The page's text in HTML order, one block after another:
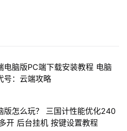
电脑版PC端下载安装教程 电脑
号：云端攻略
版怎么玩？ 三国计性能优化240
开 后台挂机 按键设置教程